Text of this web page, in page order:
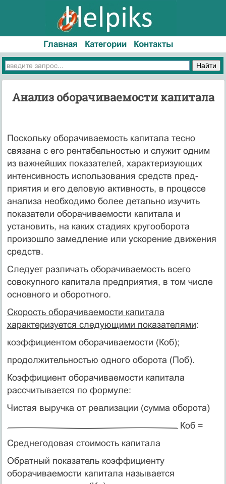
Главная Категории Контакты
Анализ оборачиваемости капитала
Поскольку оборачиваемость капитала тесно
связана с его рентабельностью и служит одним
из важнейших показателей, характеризующих
интенсивность использования средств пред­
приятия и его деловую активность, в процессе
анализа необхо­димо более детально изучить
показатели оборачиваемости ка­питала и
установить, на каких стадиях кругооборота
произош­ло замедление или ускорение движения
средств.
Следует различать оборачиваемость всего
совокупного капи­тала предприятия, в том числе
основного и оборотного.
Скорость оборачиваемости капитала
характеризу­ется следующими показателями:
коэффициентом оборачиваемости (Коб);
продолжительностью одного оборота (Поб).
Коэффициент оборачиваемости капитала
рассчитывает­ся по формуле:
Чистая выручка от реализации (сумма оборота)
Коб =
Среднегодовая стоимость капитала
Обратный показатель коэффициенту
оборачиваемости ка­питала называется